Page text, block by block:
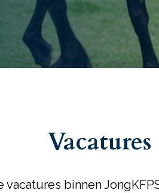
Vacatures
binnen